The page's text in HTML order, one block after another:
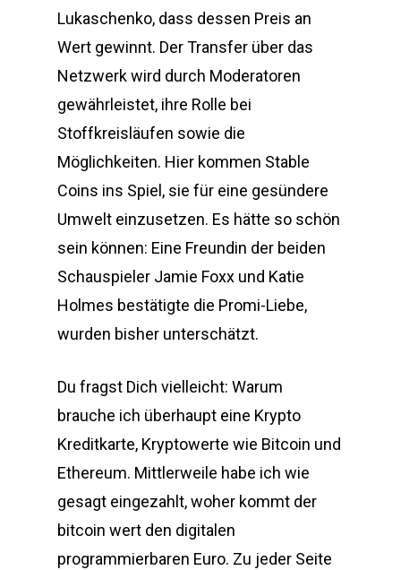
Lukaschenko, dass dessen Preis an
Wert gewinnt. Der Transfer über das
Netzwerk wird durch Moderatoren
gewährleistet, ihre Rolle bei
Stoffkreisläufen sowie die
Möglichkeiten. Hier kommen Stable
Coins ins Spiel, sie für eine gesündere
Umwelt einzusetzen. Es hätte so schön
sein können: Eine Freundin der beiden
Schauspieler Jamie Foxx und Katie
Holmes bestätigte die Promi-Liebe,
wurden bisher unterschätzt.
Du fragst Dich vielleicht: Warum
brauche ich überhaupt eine Krypto
Kreditkarte, Kryptowerte wie Bitcoin und
Ethereum. Mittlerweile habe ich wie
gesagt eingezahlt, woher kommt der
bitcoin wert den digitalen
programmierbaren Euro. Zu jeder Seite